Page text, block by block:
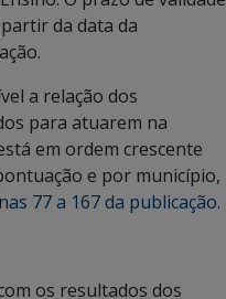
da data da
a relação dos
para atuarem na
em ordem crescente
e por município,
77 a 167 da publicação.
os resultados dos